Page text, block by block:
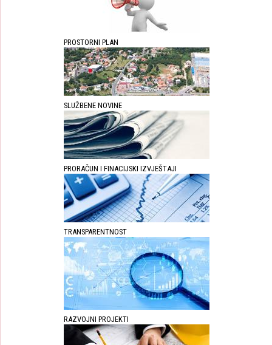
PROSTORNI PLAN
SLUŽBENE NOVINE
PRORAČUN I FINACIJSKI IZVJEŠTAJI
TRANSPARENTNOST
RAZVOJNI PROJEKTI